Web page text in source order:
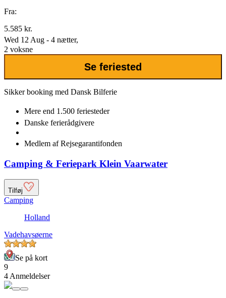
Fra:
5.585 kr.
Wed 12 Aug - 4 nætter,
2 voksne
Se feriested
Sikker booking med Dansk Bilferie
Mere end 1.500 feriesteder
Danske ferierådgivere
Medlem afRejsegarantifonden
Camping & Feriepark Klein Vaarwater
Tilføj
Camping
Holland
Vadehavsøerne
Se på kort
9
4 Anmeldelser